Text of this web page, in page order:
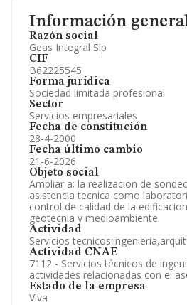
Información
Razón social
Geas Integral Slp
CIF
B62225545
Forma jurídica
Sociedad limitada profesional
Sector
Servicios empresariales
Fecha de constitución
28-4-2000
Fecha último cambio
21-6-2026
Objeto social
Ampliar a: la realizacion de
asistencia tecnica como
control de calidad de la
geotecnia y medioambiente.
Actividad
Servicios
Actividad CNAE
7112 - Servicios técnicos de
actividades relacionadas con el
Estado de la empresa
Viva